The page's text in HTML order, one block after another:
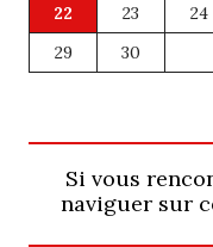
22
23 24
29
30
Si vous
naviguer sur